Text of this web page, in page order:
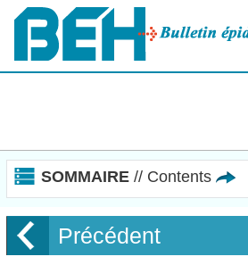
SOMMAIRE // Contents
Précédent
Panneau de gestion des cookies